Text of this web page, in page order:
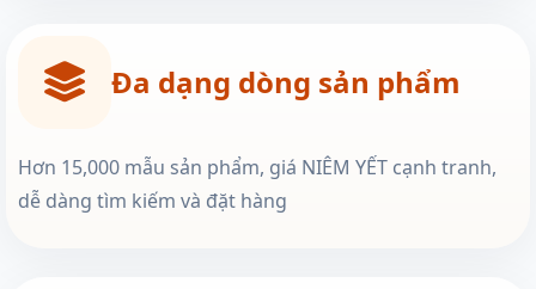
Đa dạng dòng sản phẩm
Hơn 15,000 mẫu sản phẩm, giá NIÊM YẾT cạnh tranh,
dễ dàng tìm kiếm và đặt hàng